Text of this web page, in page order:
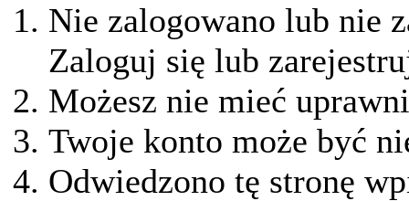
Nie zalogowano lub nie
Zaloguj się lub
Możesz nie mieć
Twoje konto może być
Odwiedzono tę stronę